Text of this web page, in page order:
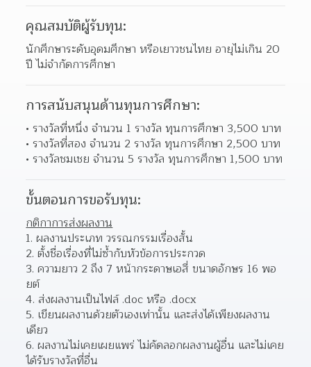
คุณสมบัติผู้รับทุน:
นักศึกษาระดับอุดมศึกษา หรือเยาวชนไทย อายุไม่เกิน 20
ปี ไม่จำกัดการศึกษา
การสนับสนุนด้านทุนการศึกษา:
รางวัลที่หนึ่ง จำนวน 1 รางวัล ทุนการศึกษา 3,500 บาท
รางวัลที่สอง จำนวน 2 รางวัล ทุนการศึกษา 2,500 บาท
ขั้นตอนการขอรับทุน:
กติกาการส่งผลงาน
ผลงานประเภท วรรณกรรมเรื่องสั้น
ตั้งชื่อเรื่องที่ไม่ซ้ำกับหัวข้อการประกวด
ความยาว 2 ถึง 7 หน้ากระดาษเอสี่ ขนาดอักษร 16 พอ
ยต์
ส่งผลงานเป็นไฟล์ .doc หรือ .docx
เขียนผลงานด้วยตัวเองเท่านั้น และส่งได้เพียงผลงาน
เดียว
ผลงานไม่เคยเผยแพร่ ไม่คัดลอกผลงานผู้อื่น และไม่เคย
ได้รับรางวัลที่อื่น